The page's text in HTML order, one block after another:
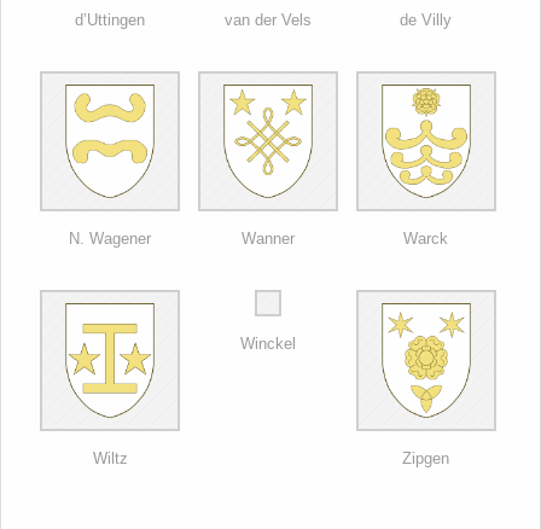
d’Uttingen van der Vels de Villy
N. Wagener Wanner Warck
Wiltz
Winckel
Zipgen